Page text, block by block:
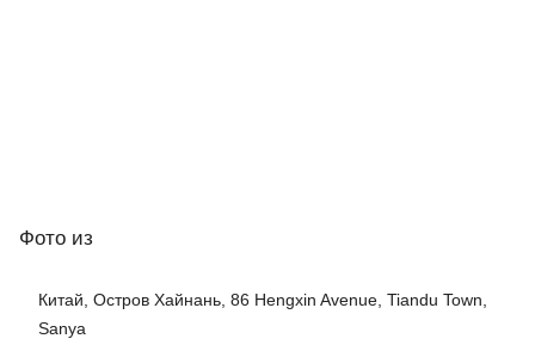
Фото из
Китай, Остров Хайнань, 86 Hengxin Avenue, Tiandu Town,
Sanya